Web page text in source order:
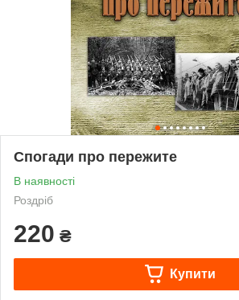
Спогади про пережите
В наявності
Роздріб
220 ₴
Купити